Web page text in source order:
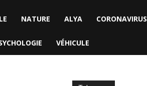
NATURE ALYA CORONAVIRUS
VÉHICULE